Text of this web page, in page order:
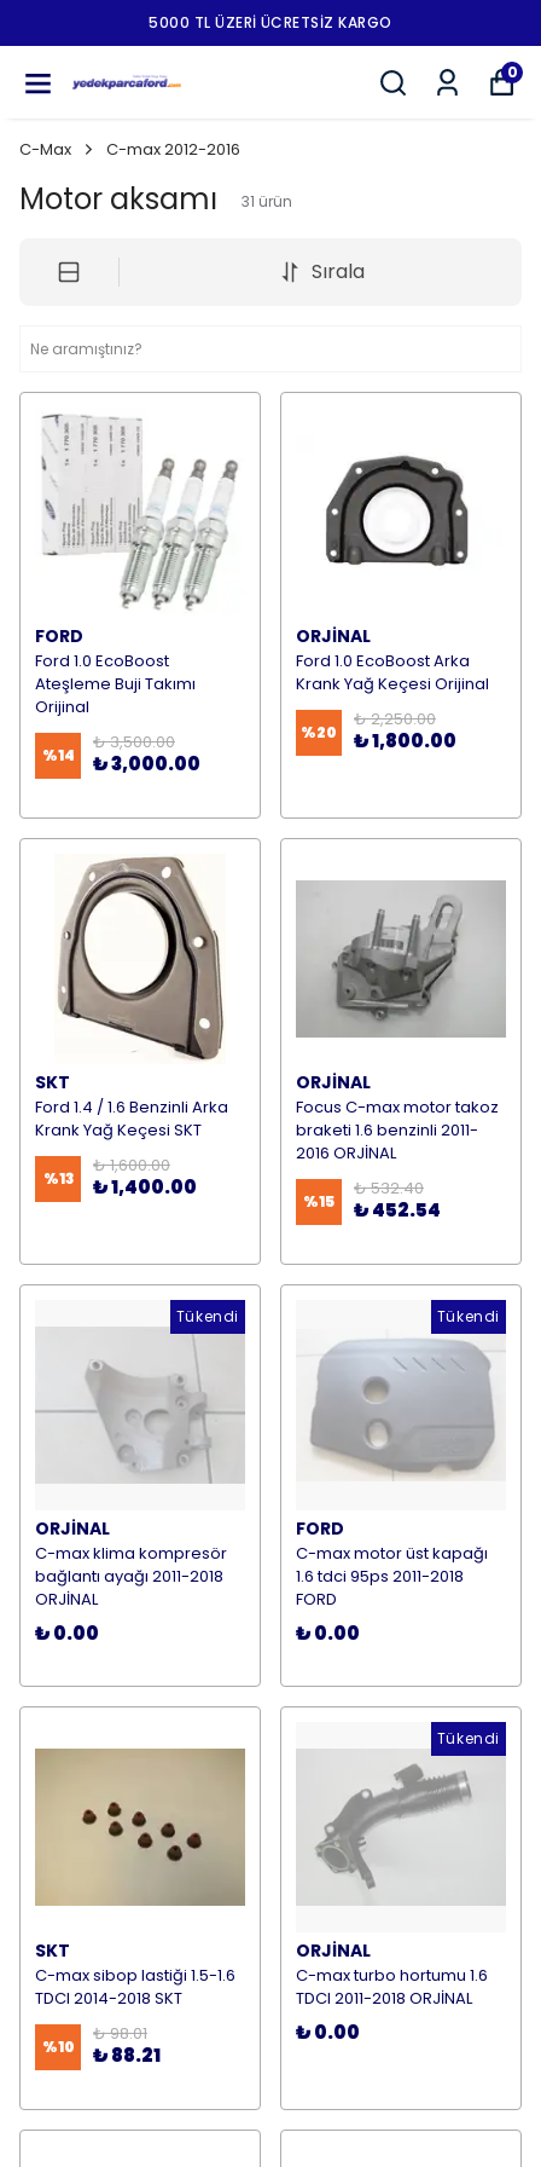
5000 TL ÜZERI ÜCRETSIZ KARGO
0
C-Max C-max 2012-2016
Motor aksamı 31 ürün
Sırala
FORD
Ford 1.0 EcoBoost
Ateşleme Buji Takımı
Orijinal
%14
₺ 3,500.00
₺ 3,000.00
ORJİNAL
Ford 1.0 EcoBoost Arka
Krank Yağ Keçesi Orijinal
%20
₺ 2,250.00
₺ 1,800.00
SKT
Ford 1.4 / 1.6 Benzinli Arka
Krank Yağ Keçesi SKT
%13
₺ 1,600.00
₺ 1,400.00
ORJİNAL
Focus C-max motor takoz
braketi 1.6 benzinli 2011-
2016 ORJİNAL
%15
₺ 532.40
₺ 452.54
Tükendi
ORJİNAL
C-max klima kompresör
bağlantı ayağı 2011-2018
ORJİNAL
₺ 0.00
Tükendi
FORD
C-max motor üst kapağı
1.6 tdci 95ps 2011-2018
FORD
₺ 0.00
SKT
C-max sibop lastiği 1.5-1.6
TDCI 2014-2018 SKT
%10
₺ 98.01
₺ 88.21
Tükendi
ORJİNAL
C-max turbo hortumu 1.6
TDCI 2011-2018 ORJİNAL
₺ 0.00